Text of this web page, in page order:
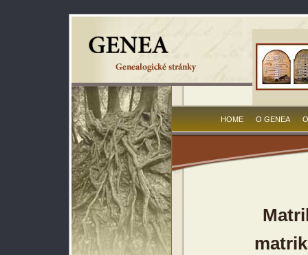
HOME O GENEA